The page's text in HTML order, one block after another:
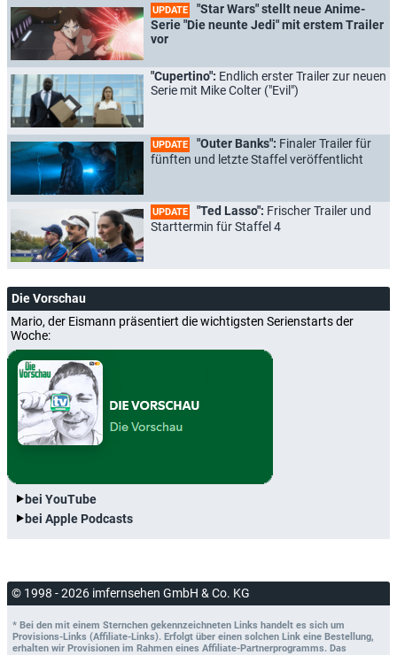
UPDATE
"Star Wars" stellt neue Anime-
Serie "Die neunte Jedi" mit erstem Trailer
vor
"Cupertino": Endlich erster Trailer zur neuen
Serie mit Mike Colter ("Evil")
UPDATE "Outer Banks": Finaler Trailer für
fünften und letzte Staffel veröffentlicht
UPDATE "Ted Lasso": Frischer Trailer und
Starttermin für Staffel 4
Die Vorschau
Mario, der Eismann präsentiert die wichtigsten Serienstarts der
Woche:
bei YouTube
bei Apple Podcasts
© 1998 - 2026 imfernsehen GmbH & Co. KG
* Bei den mit einem Sternchen gekennzeichneten Links handelt es sich um
Provisions-Links (Affiliate-Links). Erfolgt über einen solchen Link eine Bestellung,
erhalten wir Provisionen im Rahmen eines Affiliate-Partnerprogramms. Das